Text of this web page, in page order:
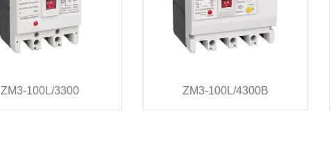
ZM3-100L/3300 ZM3-100L/4300B